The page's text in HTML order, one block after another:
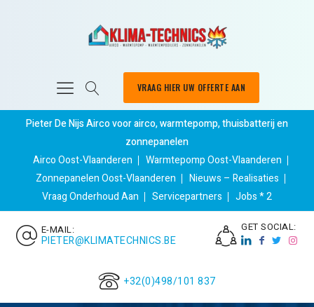
VRAAG HIER UW OFFERTE AAN
Pieter De Nijs Airco voor airco, warmtepomp, thuisbatterij en
zonnepanelen
Airco Oost-Vlaanderen
Warmtepomp Oost-Vlaanderen
Zonnepanelen Oost-Vlaanderen
Nieuws – Realisaties
Vraag Onderhoud Aan
Servicepartners Jobs * 2
E-MAIL:
PIETER@KLIMATECHNICS.BE
GET SOCIAL:
+32(0)498/101 837